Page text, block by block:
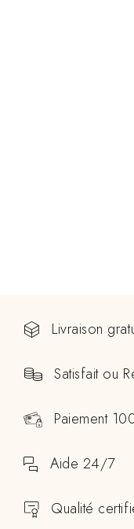
Livraison
Satisfait ou
Paiement
Aide 24/7
Qualité